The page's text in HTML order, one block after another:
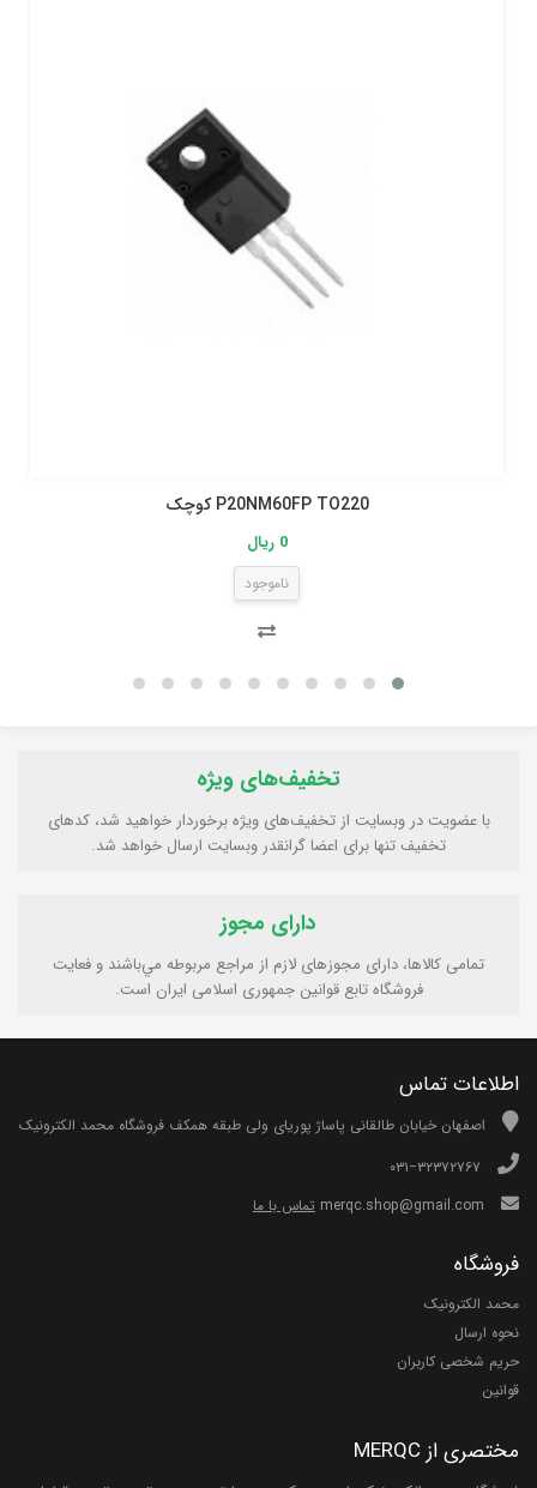
P20NM60FP TO220 کوچک
0 ریال
ناموجود
تخفیف‌های ویژه
با عضویت در وبسایت از تخفیف‌های ویژه برخوردار خواهید شد، کدهای
تخفیف تنها برای اعضا گرانقدر وبسایت ارسال خواهد شد.
دارای مجوز
تمامی كالاها، دارای مجوزهای لازم از مراجع مربوطه مي‌باشند و فعایت
فروشگاه تابع قوانين جمهوری اسلامی ايران است.
اطلاعات تماس
اصفهان خیابان طالقانی پاساژ پوریای ولی طبقه همکف فروشگاه محمد الکترونیک
تماس با ما
فروشگاه
محمد الکترونیک
نحوه ارسال
حریم شخصی کاربران
قوانین
مختصری از MERQC